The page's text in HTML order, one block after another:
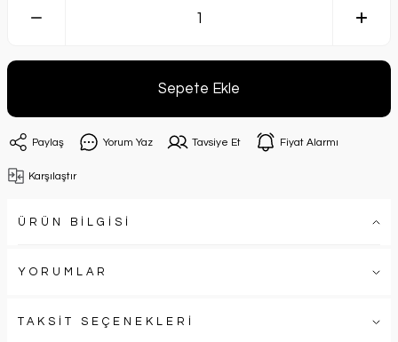
Sepete Ekle
Paylaş Yorum Yaz Tavsiye Et Fiyat Alarmı
Karşılaştır
ÜRÜN BİLGİSİ
YORUMLAR
TAKSİT SEÇENEKLERİ